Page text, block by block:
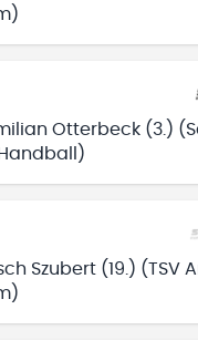
Otterbeck (3.)
Szubert (19.) (TSV